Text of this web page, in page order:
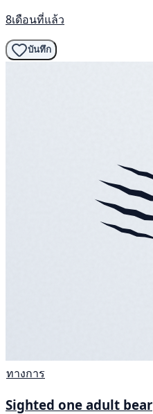
8เดือนที่แล้ว
บันทึก
ทางการ
Sighted one adult bear